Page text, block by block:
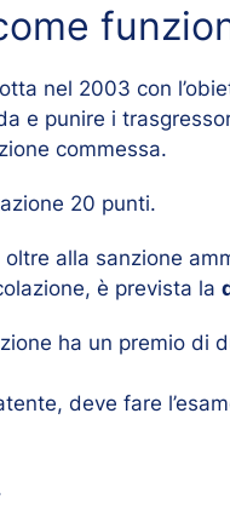
nel 2003 con
e punire i
commessa.
20 punti.
alla sanzione
è prevista la
ha un premio di
deve fare